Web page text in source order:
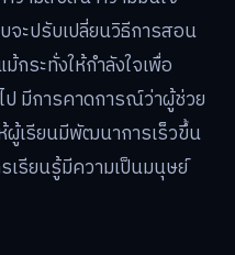
จะปรับเปลี่ยนวิธีการสอน
กระทั่งให้กำลังใจเพื่อ
ป มีการคาดการณ์ว่าผู้ช่วย
ผู้เรียนมีพัฒนาการเร็วขึ้น
เรียนรู้มีความเป็นมนุษย์